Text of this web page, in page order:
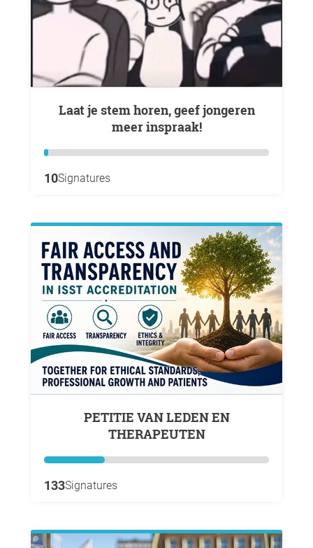
Laat je stem horen, geef jongeren
meer inspraak!
10Signatures
PETITIE VAN LEDEN EN
THERAPEUTEN
133Signatures